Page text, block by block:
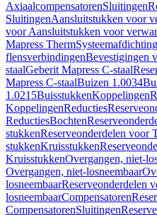
AxiaalcompensatorenSluitingen
SluitingenAansluitstukken voor
voor Aansluitstukken voor
Mapress Therm
flensverbindingenBevestigingen
staalGeberit Mapress C-staal
Mapress C-staalBuizen 1.0034
1.0215BuisstukkenKoppelingen
KoppelingenReducties
ReductiesBochten
stukkenReserveonderdelen voor
stukkenKruisstukken
KruisstukkenOvergangen, niet-
Overgangen, niet-losneembaar
losneembaarReserveonderdelen
losneembaarCompensatoren
CompensatorenSluitingen